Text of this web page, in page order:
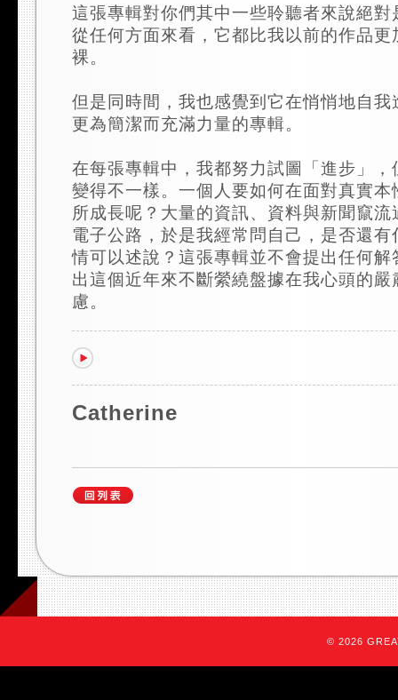
這張專輯對你們其中一些聆聽者來說絕對
從任何方面來看，它都比我以前的作品更
裸。
但是同時間，我也感覺到它在悄悄地自我
更為簡潔而充滿力量的專輯。
在每張專輯中，我都努力試圖「進步」，
變得不一樣。一個人要如何在面對真實本
所成長呢？大量的資訊、資料與新聞竄
電子公路，於是我經常問自己，是否還
情可以述說？這張專輯並不會提出任何解
出這個近年來不斷縈繞盤據在我心頭的嚴
慮。
Catherine
© 2026